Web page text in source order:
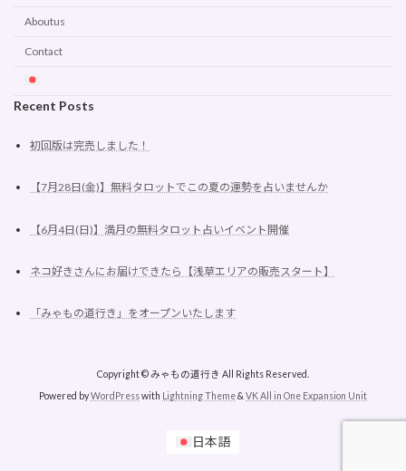
Aboutus
Contact
Recent Posts
初回版は完売しました！
【7月28日(金)】無料タロットでこの夏の運勢を占いませんか
【6月4日(日)】満月の無料タロット占いイベント開催
ネコ好きさんにお届けできたら【浅草エリアの販売スタート】
「みゃもの道行き」をオープンいたします
Copyright © みゃもの道行き All Rights Reserved.
Powered byWordPresswith Lightning Theme& VK All in One Expansion Unit
日本語